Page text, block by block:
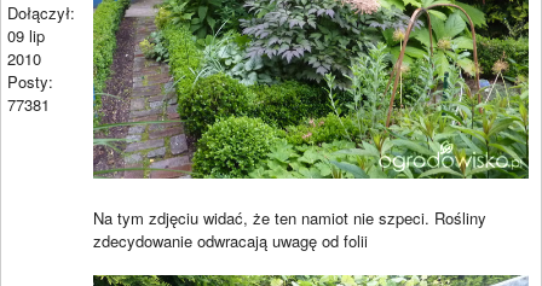
Dołączył:
09 lip
2010
Posty:
77381
Na tym zdjęciu widać, że ten namiot nie szpeci. Rośliny
zdecydowanie odwracają uwagę od folii